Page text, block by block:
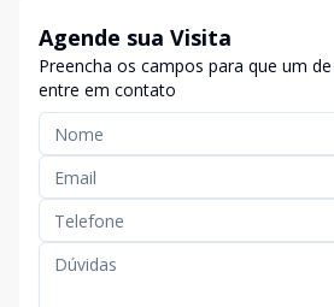
Agende sua Visita
Preencha os campos para que um
entre em contato